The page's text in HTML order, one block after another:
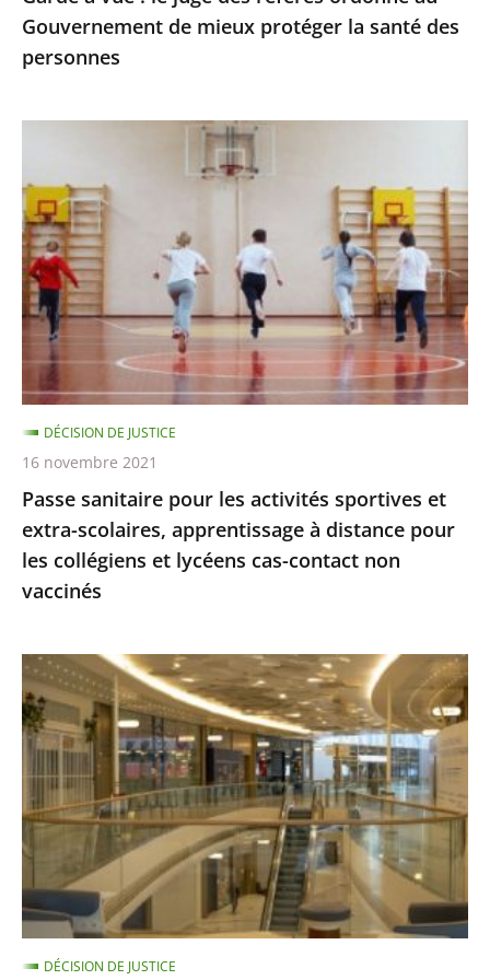
protéger
la
des
Gouvernement de mieux protéger la santé des
personnes
pour
les
activités
sportives
et
extra-
scolaires,
apprentissage
à
distance
pour
les
collégiens
et
cas-
contact
non
vaccinés
Passe sanitaire pour les activités sportives et
extra-scolaires, apprentissage à distance pour
les collégiens et lycéens cas-contact non
vaccinés
DÉCISION DE JUSTICE
16 novembre 2021
Centres
commerciaux
des
Alpes-
Maritimes
:
le
Conseil
d'État
ne
suspend
DÉCISION DE JUSTICE